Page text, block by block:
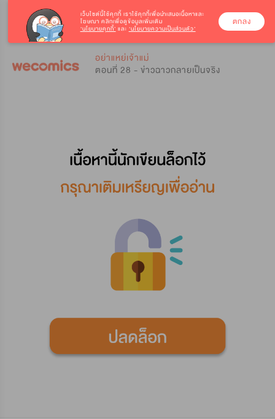
อย่าแหย่เจ้าแม่
ตอนที่ 28 - ข่าวฉาวกลายเป็นจริง
เว็บไซต์นี้ใช้คุกกี้ เราใช้คุกกี้เพื่อนำเสนอเนื้อหาและ
โฆษณา คลิกเพื่อดูข้อมูลเพิ่มเติม
‘นโยบายคุกกี้’ และ ‘นโยบายความเป็นส่วนตัว’
ตกลง